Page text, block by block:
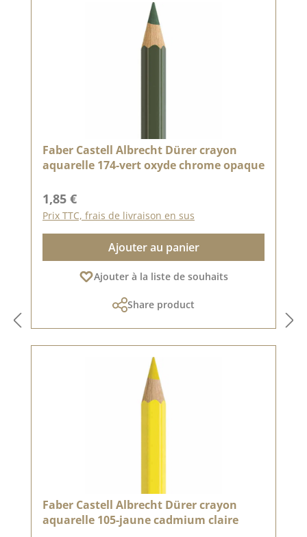
Faber Castell Albrecht Dürer crayon
aquarelle 174-vert oxyde chrome opaque
Prix régulier :
1,85 €
Prix TTC, frais de livraison en sus
Ajouter au panier
Ajouter à la liste de souhaits
Share product
Faber Castell Albrecht Dürer crayon
aquarelle 105-jaune cadmium claire